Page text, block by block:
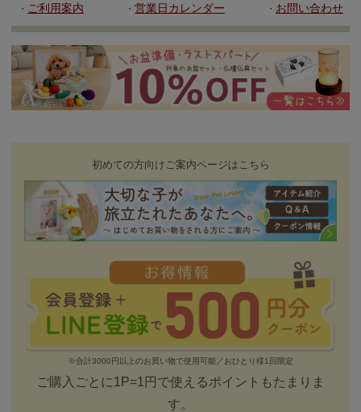
・ ご利用案内 ・ 営業日カレンダー ・ お問い合わせ
初めての方向けご案内ページはこちら
※合計3000円以上のお買い物で使用可能／おひとり様1回限定
ご購入ごとに1P=1円で使えるポイントもたまりま
す。